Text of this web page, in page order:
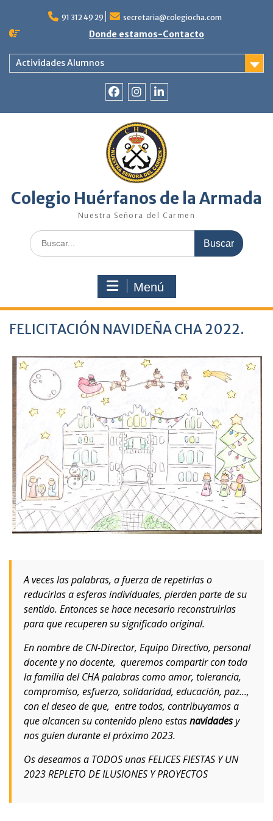
contenido
91 312 49 29 secretaria@colegiocha.com
Donde estamos-Contacto
Actividades Alumnos
Colegio Huérfanos de la Armada
Nuestra Señora del Carmen
Buscar:
Menú
FELICITACIÓN NAVIDEÑA CHA 2022.
A veces las palabras, a fuerza de repetirlas o
reducirlas a esferas individuales, pierden parte de su
sentido. Entonces se hace necesario reconstruirlas
para que recuperen su significado original.
En nombre de CN-Director, Equipo Directivo, personal
docente y no docente, queremos compartir con toda
la familia del CHA palabras comoamor, tolerancia,
compromiso, esfuerzo, solidaridad, educación, paz...,
con el deseo de que, entre todos, contribuyamos a
que alcancen su contenido pleno estasnavidadesy
nos guíen durante el próximo 2023.
Os deseamos a TODOS unas FELICES FIESTAS Y UN
2023 REPLETO DE ILUSIONES Y PROYECTOS